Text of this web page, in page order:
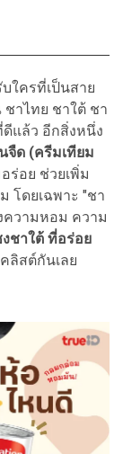
ใครที่เป็นสาย
าไทย ชาใต้ ชา
แล้ว อีกสิ่งหนึ่ง
จืด (ครีมเทียม
ร่อย ช่วยเพิ่ม
โดยเฉพาะ "ชา
ความหอม ความ
ชาใต้ ที่อร่อย
ลิสต์กันเลย